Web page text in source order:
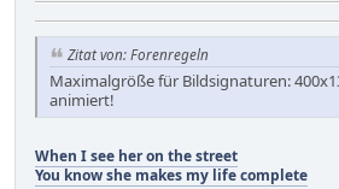
Zitat von: Forenregeln
Maximalgröße für Bildsignaturen:
animiert!
When I see her on the street
You know she makes my life complete